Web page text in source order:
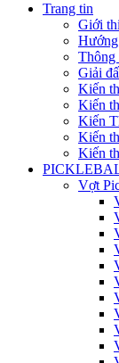
Trang tin
Giới
Hướng
Thông
Giải
Kiến
Kiến
Kiến
Kiến
Kiến
Vợt